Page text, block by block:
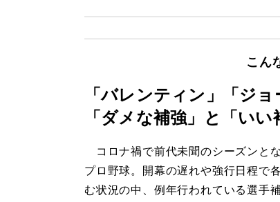
こん
「バレンティン」「ジ
「ダメな補強」と「いい
コロナ禍で前代未聞のシーズンと
プロ野球。開幕の遅れや強行日程で
む状況の中、例年行われている選手